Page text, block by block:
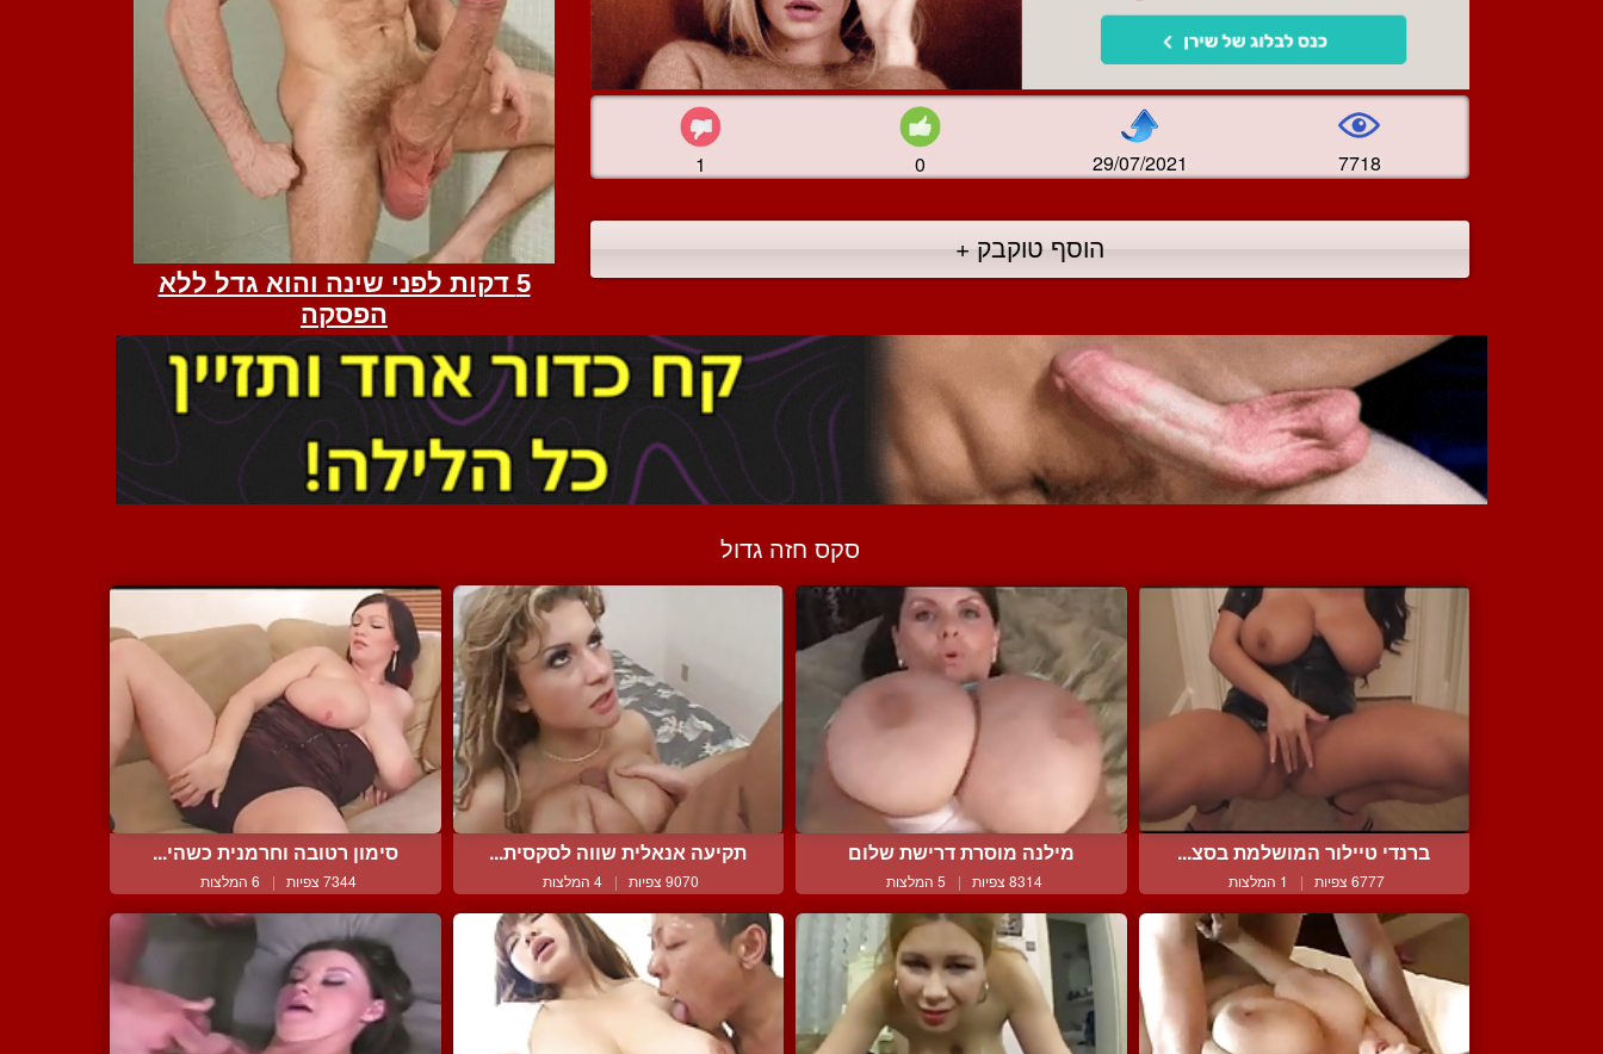
1 0 29/07/2021 7718
הוסף טוקבק +
סקס חזה גדול
ברנדי טיילור המושלמת בסצ...
6777 צפיות | 1 המלצות
מילנה מוסרת דרישת שלום
8314 צפיות | 5 המלצות
תקיעה אנאלית שווה לסקסית...
9070 צפיות | 4 המלצות
סימון רטובה וחרמנית כשהי...
7344 צפיות | 6 המלצות